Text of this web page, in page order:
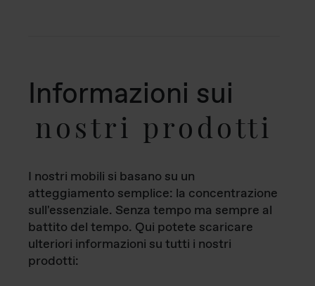
Informazioni sui
nostri prodotti
I nostri mobili si basano su un
atteggiamento semplice: la concentrazione
sull'essenziale. Senza tempo ma sempre al
battito del tempo. Qui potete scaricare
ulteriori informazioni su tutti i nostri
prodotti: